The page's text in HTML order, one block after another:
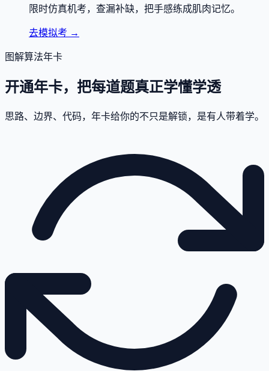
限时仿真机考，查漏补缺，把手感练成肌肉记忆。
去模拟考 →
图解算法年卡
开通年卡，把每道题真正学懂学透
思路、边界、代码，年卡给你的不只是解锁，是有人带着学。